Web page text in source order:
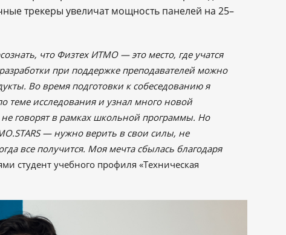
трекеры увеличат мощность панелей на 25–
что Физтех ИТМО — это место, где учатся
при поддержке преподавателей можно
Во время подготовки к собеседованию я
теме исследования и узнал много новой
говорят в рамках школьной программы. Но
— нужно верить в свои силы, не
все получится. Моя мечта сбылась благодаря
студент учебного профиля «Техническая